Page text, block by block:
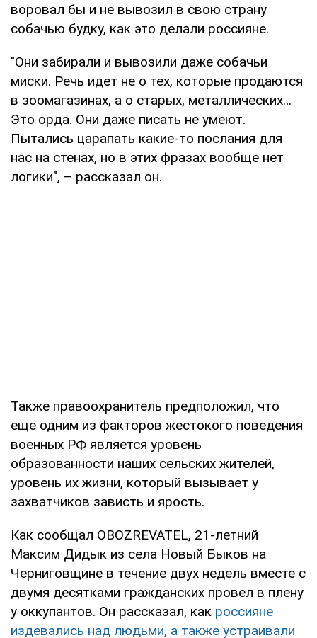
воровал бы и не вывозил в свою страну
собачью будку, как это делали россияне.
"Они забирали и вывозили даже собачьи
миски. Речь идет не о тех, которые продаются
в зоомагазинах, а о старых, металлических…
Это орда. Они даже писать не умеют.
Пытались царапать какие-то послания для
нас на стенах, но в этих фразах вообще нет
логики", – рассказал он.
Также правоохранитель предположил, что
еще одним из факторов жестокого поведения
военных РФ является уровень
образованности наших сельских жителей,
уровень их жизни, который вызывает у
захватчиков зависть и ярость.
Как сообщал OBOZREVATEL, 21-летний
Максим Дидык из села Новый Быков на
Черниговщине в течение двух недель вместе с
двумя десятками гражданских провел в плену
у оккупантов. Он рассказал, как россияне
издевались над людьми, а также устраивали